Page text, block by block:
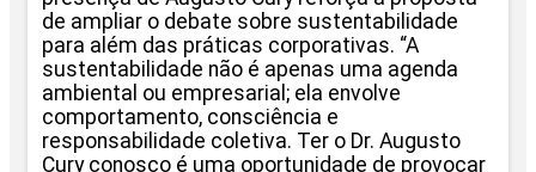
de ampliar o debate sobre sustentabilidade
para além das práticas corporativas. “A
sustentabilidade não é apenas uma agenda
ambiental ou empresarial; ela envolve
comportamento, consciência e
responsabilidade coletiva. Ter o Dr. Augusto
Cury conosco é uma oportunidade de provocar